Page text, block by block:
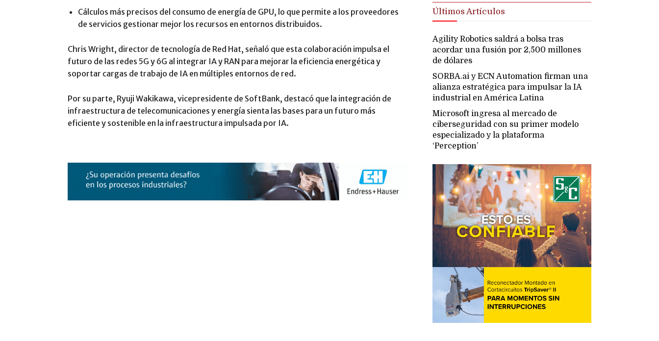
Cálculos más precisos del consumo de energía de GPU, lo que permite a los proveedores
de servicios gestionar mejor los recursos en entornos distribuidos.
Chris Wright, director de tecnología de Red Hat, señaló que esta colaboración impulsa el
futuro de las redes 5G y 6G al integrar IA y RAN para mejorar la eficiencia energética y
soportar cargas de trabajo de IA en múltiples entornos de red.
Por su parte, Ryuji Wakikawa, vicepresidente de SoftBank, destacó que la integración de
infraestructura de telecomunicaciones y energía sienta las bases para un futuro más
eficiente y sostenible en la infraestructura impulsada por IA.
Últimos Artículos
Agility Robotics saldrá a bolsa tras
acordar una fusión por 2,500 millones
de dólares
SORBA.ai y ECN Automation firman una
alianza estratégica para impulsar la IA
industrial en América Latina
Microsoft ingresa al mercado de
ciberseguridad con su primer modelo
especializado y la plataforma
‘Perception’